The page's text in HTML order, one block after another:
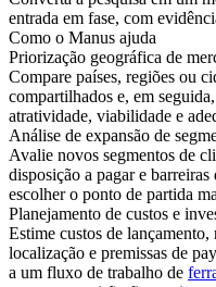
entrada em fase, com
Como o Manus ajuda
Priorização geográfica de
Compare países, regiões ou
compartilhados e, em
atratividade, viabilidade e
Análise de expansão de
Avalie novos segmentos de
disposição a pagar e barreiras
escolher o ponto de partida
Planejamento de custos e
Estime custos de lançamento,
localização e premissas de
a um fluxo de trabalho de